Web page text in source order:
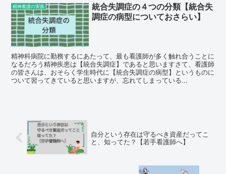
精神看護の実践
統合失調症の４つの分類【統合失
調症の病型についておさらい】
精神科病院に勤務するにあたって、最も看護師が多く触れ合うことに
なるだろう精神疾患は【統合失調症】であると思いますさて、看護師
の皆さんは、おそらく学生時代に【統合失調症の病型】というものに
ついて習ってきていると思いますが、忘れてしまっている...
自分という存在は守るべき資産だってこ
と、知ってた？【若手看護師へ】